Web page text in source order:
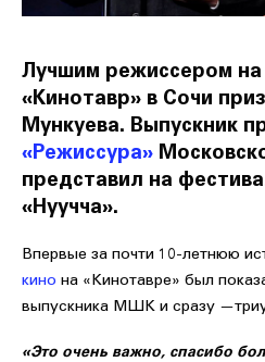
Лучшим режиссером
«Кинотавр» в Сочи
Мункуева. Выпускник
«Режиссура»
представил на
«Нуучча».
Впервые за почти 10-летнюю
кино на «Кинотавре» был
выпускника МШК и сразу
«Это очень важно, спасибо